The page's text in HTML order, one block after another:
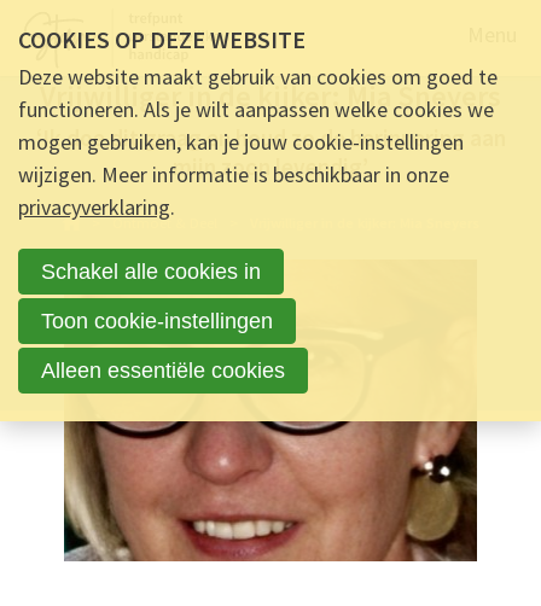
Vrijwilliger in de kijker: Mia Sneyers
‘Ik doe dit graag en houd zo de herinnering aan
mijn zoon levendig’
Ontmoet & Deel
COOKIES OP DEZE WEBSITE
Deze website maakt gebruik van cookies om goed te
functioneren. Als je wilt aanpassen welke cookies we
mogen gebruiken, kan je jouw cookie-instellingen
wijzigen. Meer informatie is beschikbaar in onze
privacyverklaring.
Schakel alle cookies in
Toon cookie-instellingen
Alleen essentiële cookies